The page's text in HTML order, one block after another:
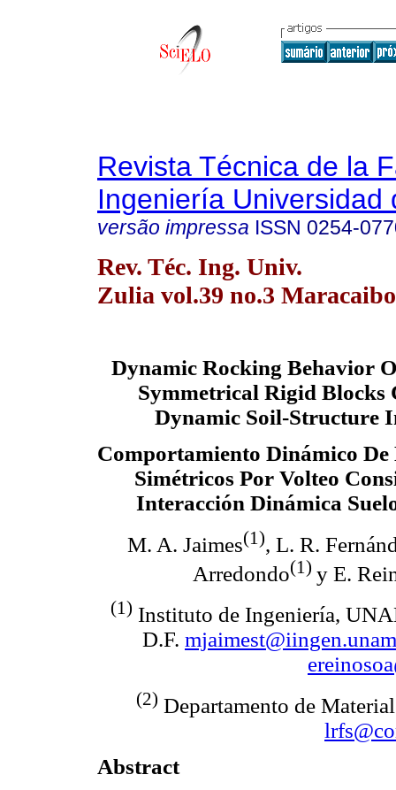
Revista Técnica de la
Ingeniería Universidad
versão impressa ISSN 0254-
Rev. Téc. Ing. Univ.
Zulia vol.39 no.3
Dynamic Rocking Behavior
Symmetrical Rigid Blocks
Dynamic Soil-Structure
Comportamiento Dinámico De
Simétricos Por Volteo
Interacción Dinámica
M. A. Jaimes(1), L. R.
Arredondo(1) y E.
(1) Instituto de Ingeniería,
D.F.
(2) Departamento de
Abstract